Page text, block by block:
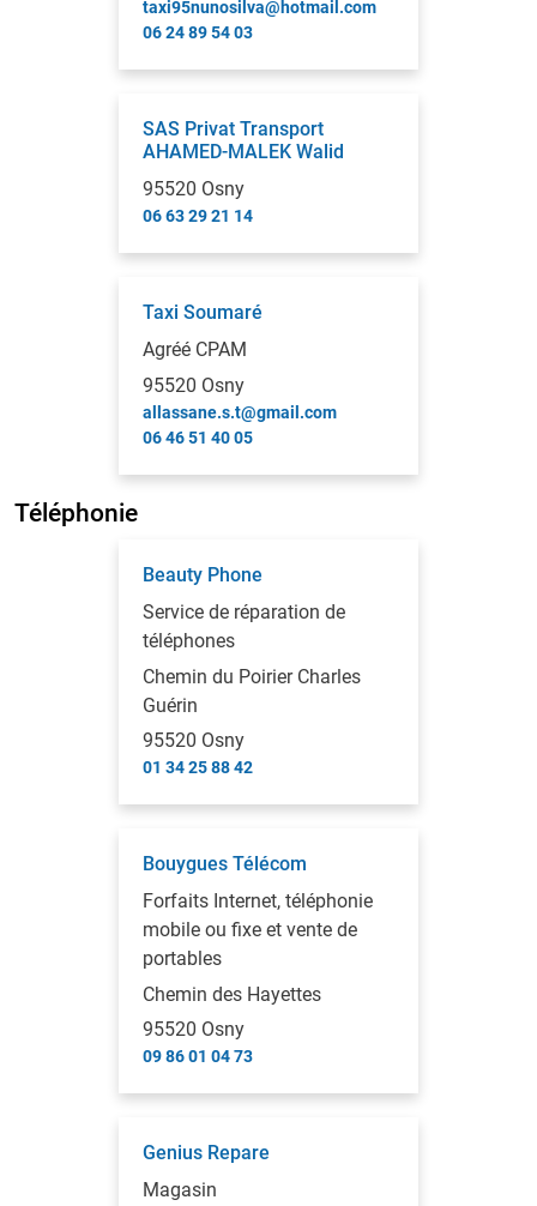
taxi95nunosilva@hotmail.com
06 24 89 54 03
SAS Privat Transport
AHAMED-MALEK Walid
95520 Osny
06 63 29 21 14
Taxi Soumaré
Agréé CPAM
95520 Osny
allassane.s.t@gmail.com
06 46 51 40 05
Téléphonie
Beauty Phone
Service de réparation de
téléphones
Chemin du Poirier Charles
Guérin
95520 Osny
01 34 25 88 42
Bouygues Télécom
Forfaits Internet, téléphonie
mobile ou fixe et vente de
portables
Chemin des Hayettes
95520 Osny
09 86 01 04 73
Genius Repare
Magasin